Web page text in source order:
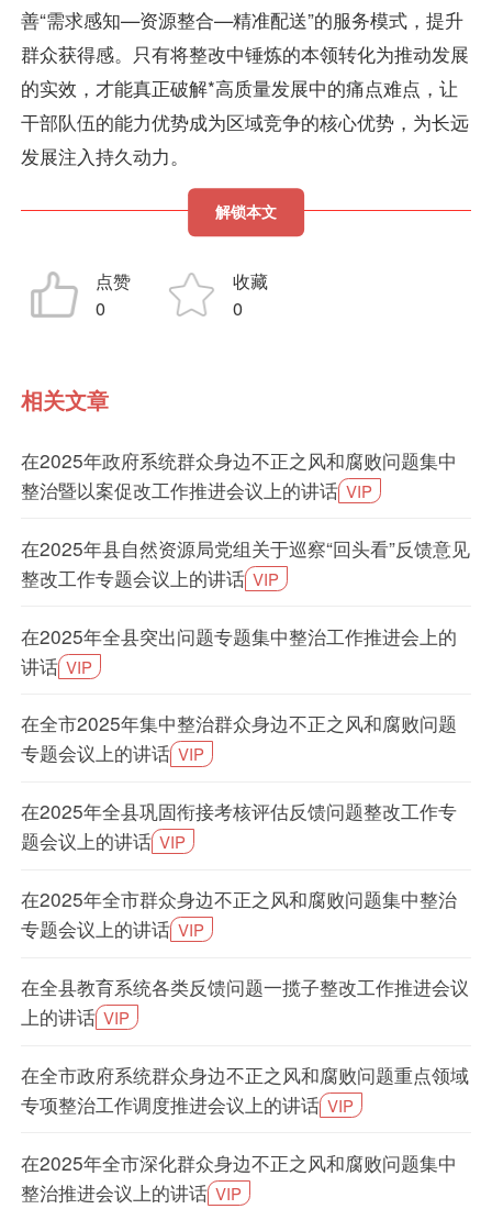
善“需求感知—资源整合—精准配送”的服务模式，提升
群众获得感。只有将整改中锤炼的本领转化为推动发展
的实效，才能真正破解*高质量发展中的痛点难点，让
干部队伍的能力优势成为区域竞争的核心优势，为长远
发展注入持久动力。
解锁本文
点赞
0
收藏
0
相关文章
在2025年政府系统群众身边不正之风和腐败问题集中
整治暨以案促改工作推进会议上的讲话 VIP
在2025年县自然资源局党组关于巡察“回头看”反馈意见
整改工作专题会议上的讲话 VIP
在2025年全县突出问题专题集中整治工作推进会上的
讲话 VIP
在全市2025年集中整治群众身边不正之风和腐败问题
专题会议上的讲话 VIP
在2025年全县巩固衔接考核评估反馈问题整改工作专
题会议上的讲话 VIP
在2025年全市群众身边不正之风和腐败问题集中整治
专题会议上的讲话 VIP
在全县教育系统各类反馈问题一揽子整改工作推进会议
上的讲话 VIP
在全市政府系统群众身边不正之风和腐败问题重点领域
专项整治工作调度推进会议上的讲话 VIP
在2025年全市深化群众身边不正之风和腐败问题集中
整治推进会议上的讲话 VIP